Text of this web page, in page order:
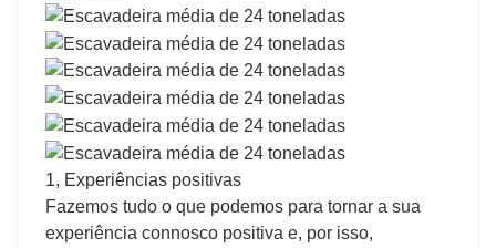
1, Experiências positivas
Fazemos tudo o que podemos para tornar a sua
experiência connosco positiva e, por isso,